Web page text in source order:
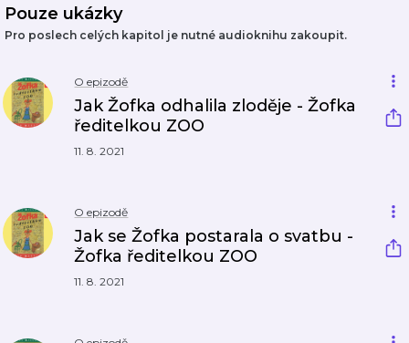
Pouze ukázky
Pro poslech celých kapitol je nutné audioknihu zakoupit.
O epizodě
Jak Žofka odhalila zloděje - Žofka
ředitelkou ZOO
11. 8. 2021
O epizodě
Jak se Žofka postarala o svatbu -
Žofka ředitelkou ZOO
11. 8. 2021